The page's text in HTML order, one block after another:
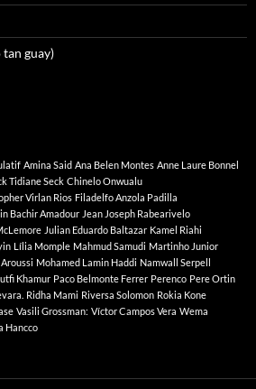
tan guay)
Amina Said Ana Belen Montes Anne Laure Bonnel
Tidiane Seck Chinelo Onwualu
Virlan Rios Filadelfo Anzola Padilla
Bachir Amadour Jean Joseph Rabearivelo
Julian Eduardo Baltazar Kamel Riahi
Lília Momple Mahmud Samudi Martinho Junior
Mohamed Lamin Haddi Namwall Serpell
Khamur Paco Belmonte Ferrer Perenco Pere Ortin
Ridha Mami Riversa Solomon Rokia Kone
Vasili Grossman: Víctor Campos Vera Wema
Hancco